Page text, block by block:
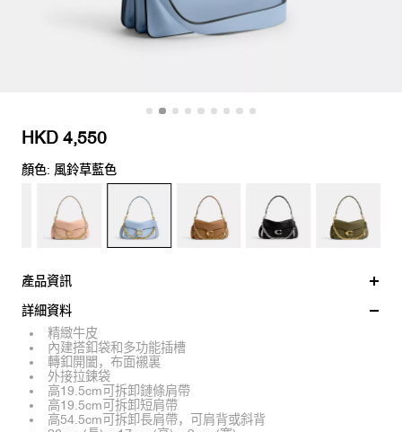
HKD 4,550
顏色: 風鈴草藍色
產品資訊
詳細資料
精緻牛皮
內建搭釦袋和多功能插槽
轉釦開闔，布面襯裏
外接拉鍊袋
高19.5cm可拆卸鏈條肩帶
高19.5cm可拆卸短肩帶
高54.5cm可拆卸長肩帶，可肩背或斜背